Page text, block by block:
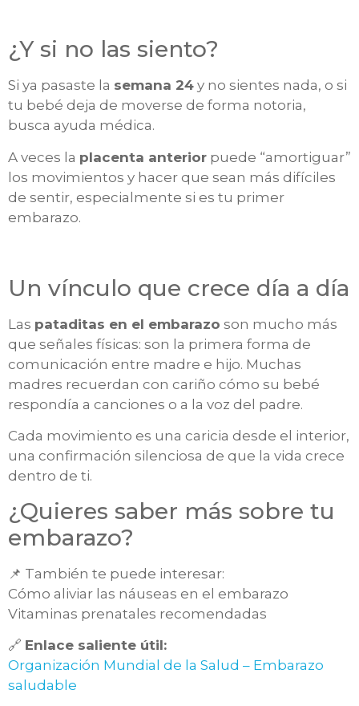
¿Y si no las siento?
Si ya pasaste la semana 24 y no sientes nada, o si
tu bebé deja de moverse de forma notoria,
busca ayuda médica.
A veces la placenta anterior puede “amortiguar”
los movimientos y hacer que sean más difíciles
de sentir, especialmente si es tu primer
embarazo.
Un vínculo que crece día a día
Las pataditas en el embarazo son mucho más
que señales físicas: son la primera forma de
comunicación entre madre e hijo. Muchas
madres recuerdan con cariño cómo su bebé
respondía a canciones o a la voz del padre.
Cada movimiento es una caricia desde el interior,
una confirmación silenciosa de que la vida crece
dentro de ti.
¿Quieres saber más sobre tu
embarazo?
📌 También te puede interesar:
Cómo aliviar las náuseas en el embarazo
Vitaminas prenatales recomendadas
🔗 Enlace saliente útil:
Organización Mundial de la Salud – Embarazo
saludable